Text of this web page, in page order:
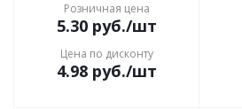
Розничная цена
5.30руб./шт
Цена по дисконту
4.98руб./шт